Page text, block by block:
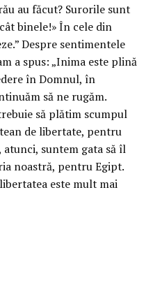
au făcut? Surorile sunt
binele!» În cele din
Despre sentimentele
a spus: „Inima este plină
în Domnul, în
să ne rugăm.
să plătim scumpul
de libertate, pentru
suntem gata să îl
noastră, pentru Egipt.
este mult mai